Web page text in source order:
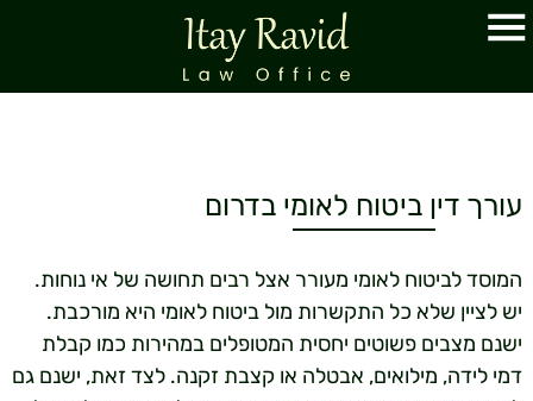
עורך דין ביטוח לאומי בדרום
המוסד לביטוח לאומי מעורר אצל רבים תחושה של אי נוחות.
יש לציין שלא כל התקשרות מול ביטוח לאומי היא מורכבת.
ישנם מצבים פשוטים יחסית המטופלים במהירות כמו קבלת
דמי לידה, מילואים, אבטלה או קצבת זקנה. לצד זאת, ישנם גם